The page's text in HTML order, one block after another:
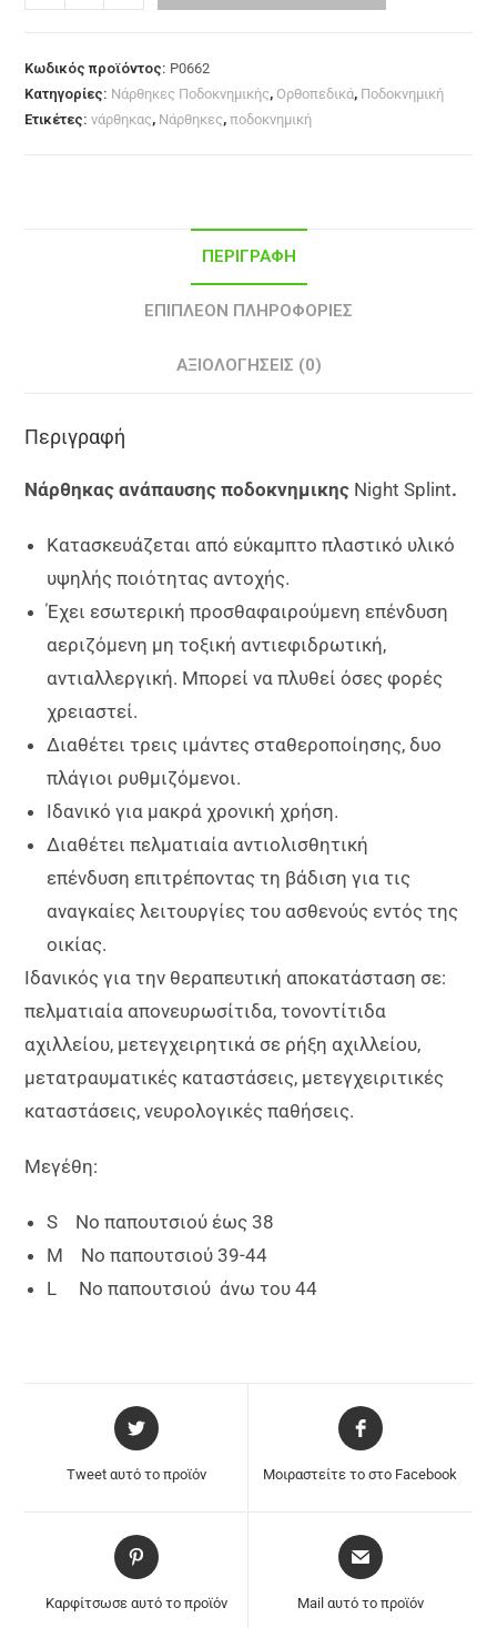
Κωδικός προϊόντος: P0662
Κατηγορίες: Νάρθηκες Ποδοκνημικής, Ορθοπεδικά, Ποδοκνημική
Ετικέτες:νάρθηκας, Νάρθηκες,ποδοκνημική
ΠΕΡΙΓΡΑΦΉ
ΕΠΙΠΛΈΟΝ ΠΛΗΡΟΦΟΡΊΕΣ
ΑΞΙΟΛΟΓΉΣΕΙΣ (0)
Περιγραφή
Νάρθηκας ανάπαυσης ποδοκνημικης Night Splint.
Κατασκευάζεται από εύκαμπτο πλαστικό υλικό
υψηλής ποιότητας αντοχής.
Έχει εσωτερική προσθαφαιρούμενη επένδυση
αεριζόμενη μη τοξική αντιεφιδρωτική,
αντιαλλεργική. Μπορεί να πλυθεί όσες φορές
χρειαστεί.
Διαθέτει τρεις ιμάντες σταθεροποίησης, δυο
πλάγιοι ρυθμιζόμενοι.
Iδανικό για μακρά χρονική χρήση.
Διαθέτει πελματιαία αντιολισθητική
επένδυση επιτρέποντας τη βάδιση για τις
αναγκαίες λειτουργίες του ασθενούς εντός της
οικίας.
Ιδανικός για την θεραπευτική αποκατάσταση σε:
πελματιαία απονευρωσίτιδα, τονοντίτιδα
αχιλλείου, μετεγχειρητικά σε ρήξη αχιλλείου,
μετατραυματικές καταστάσεις, μετεγχειριτικές
καταστάσεις, νευρολογικές παθήσεις.
Μεγέθη:
S Νο παπουτσιού έως 38
M Νο παπουτσιού 39-44
L Νο παπουτσιού άνω του 44
Tweet αυτό το προϊόν Μοιραστείτε το στο Facebook
Καρφίτσωσε αυτό το προϊόν Mail αυτό το προϊόν